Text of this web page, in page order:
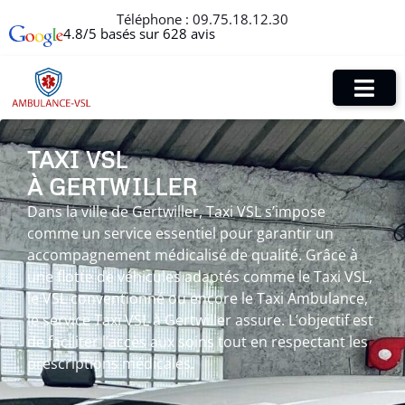
Téléphone : 09.75.18.12.30
4.8/5 basés sur 628 avis
TAXI VSL
À GERTWILLER
Dans la ville de Gertwiller, Taxi VSL s’impose
comme un service essentiel pour garantir un
accompagnement médicalisé de qualité. Grâce à
une flotte de véhicules adaptés comme le Taxi VSL,
le VSL conventionné ou encore le Taxi Ambulance,
le service Taxi VSL à Gertwiller assure. L’objectif est
de faciliter l’accès aux soins tout en respectant les
prescriptions médicales.